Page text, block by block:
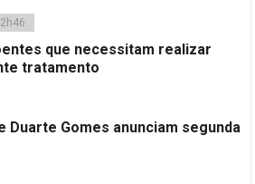
que necessitam realizar
tratamento
Duarte Gomes anunciam segunda